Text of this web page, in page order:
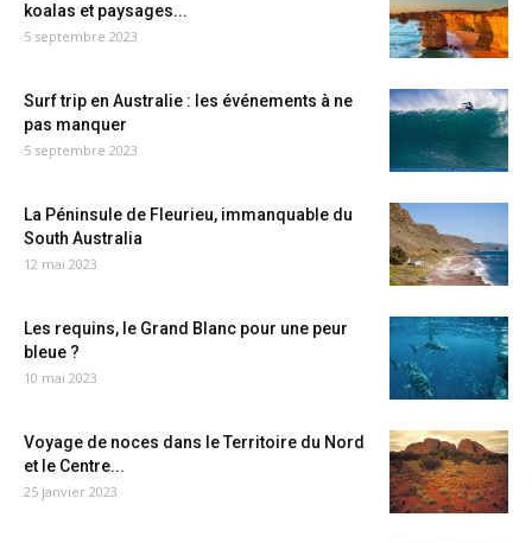
koalas et paysages...
5 septembre 2023
Surf trip en Australie : les événements à ne
pas manquer
5 septembre 2023
La Péninsule de Fleurieu, immanquable du
South Australia
12 mai 2023
Les requins, le Grand Blanc pour une peur
bleue ?
10 mai 2023
Voyage de noces dans le Territoire du Nord
et le Centre...
25 janvier 2023